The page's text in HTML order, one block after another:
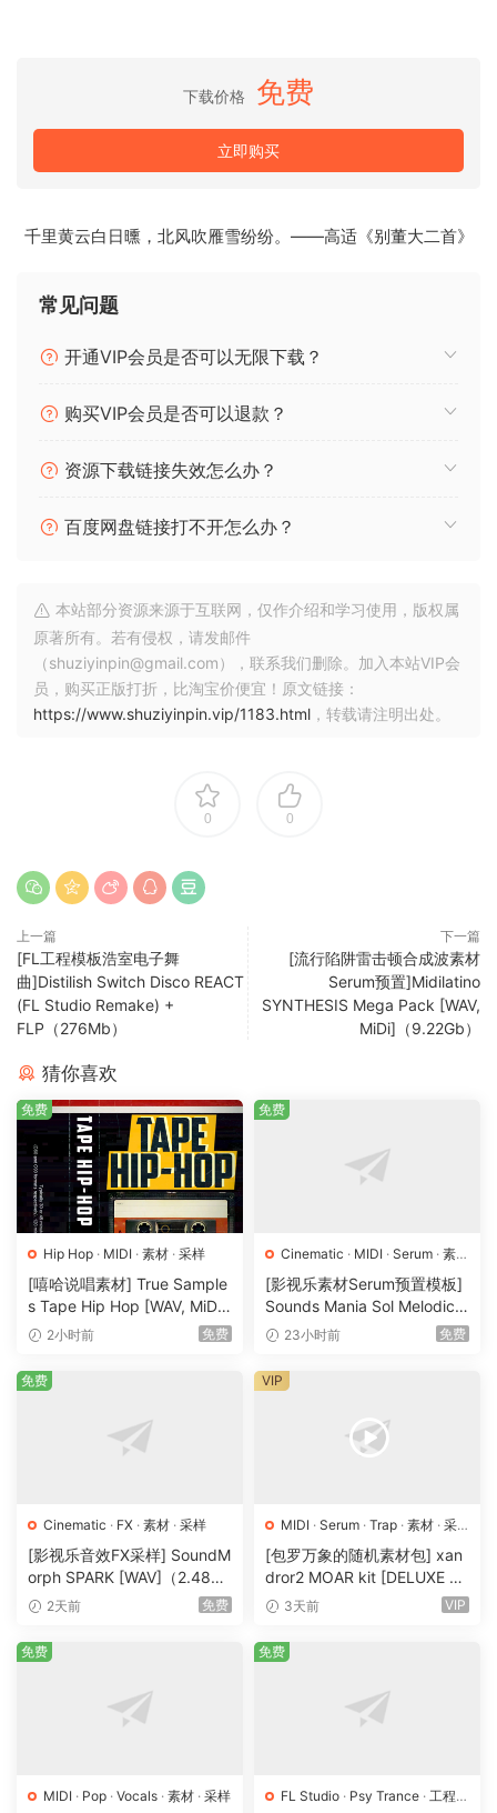
下载价格 免费
立即购买
千里黄云白日曛，北风吹雁雪纷纷。——高适《别董大二首》
常见问题
开通VIP会员是否可以无限下载？
购买VIP会员是否可以退款？
资源下载链接失效怎么办？
百度网盘链接打不开怎么办？
本站部分资源来源于互联网，仅作介绍和学习使用，版权属
原著所有。若有侵权，请发邮件
（shuziyinpin@gmail.com），联系我们删除。加入本站VIP会
员，购买正版打折，比淘宝价便宜！原文链接：
https://www.shuziyinpin.vip/1183.html ，转载请注明出处。
0 0
上一篇
[FL工程模板浩室电子舞
曲]Distilish Switch Disco REACT
(FL Studio Remake) +
FLP（276Mb）
下一篇
[流行陷阱雷击顿合成波素材
Serum预置]Midilatino
SYNTHESIS Mega Pack [WAV,
MiDi]（9.22Gb）
猜你喜欢
Hip Hop · MIDI · 素材 · 采样
[嘻哈说唱素材] True Sample
s Tape Hip Hop [WAV, MiDi]
（408.59MB）
2小时前 免费
免费
Cinematic · MIDI · Serum · 素材
采样· 预置
[影视乐素材Serum预置模板]
Sounds Mania Sol Melodic
Deep [WAV, MiDi]（1.23G
23小时前 免费
免费
Cinematic · FX · 素材 · 采样
[影视乐音效FX采样] SoundM
orph SPARK [WAV]（2.48G
B）2天前 免费
免费
MIDI · Serum · Trap · 素材 · 采
[包罗万象的随机素材包] xan
dror2 MOAR kit [DELUXE VE
RSION] [WAV, MiDi]（3.1G
3天前 VIP
VIP
MIDI · Pop · Vocals · 素材 · 采样
免费
FL Studio · Psy Trance · 工程·
免费